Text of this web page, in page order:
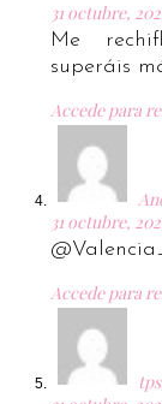
31 octubre,
Me
superáis
Accede para
31 octubre,
Accede para